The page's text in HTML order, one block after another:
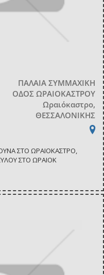
ΠΑΛΑΙΑ ΣΥΜΜΑΧΙΚΗ
ΟΔΟΣ ΩΡΑΙΟΚΑΣΤΡΟΥ
Ωραιόκαστρο,
ΘΕΣΣΑΛΟΝΙΚΗΣ
ΣΤΟ ΩΡΑΙΟΚΑΣΤΡΟ,
ΣΤΟ ΩΡΑΙΟΚ